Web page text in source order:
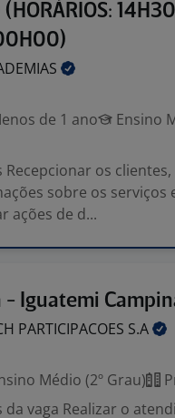
de 1 ano
Ensino
Recepcionar os
sobre os serviços
ações de d...
- Iguatemi
PARTICIPACOES S.A
Médio (2º Grau)
da vaga Realizar o